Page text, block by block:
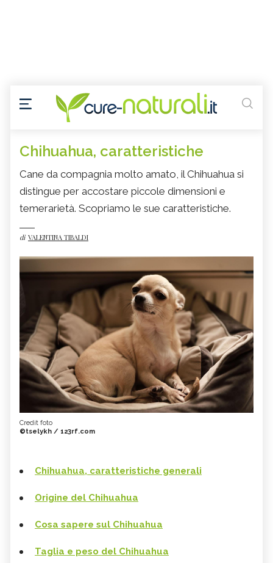
Chihuahua, caratteristiche
Cane da compagnia molto amato, il Chihuahua si
distingue per accostare piccole dimensioni e
temerarietà. Scopriamo le sue caratteristiche.
di VALENTINA TIBALDI
Credit foto
©tselykh / 123rf.com
Chihuahua, caratteristiche generali
Origine del Chihuahua
Cosa sapere sul Chihuahua
Taglia e peso del Chihuahua